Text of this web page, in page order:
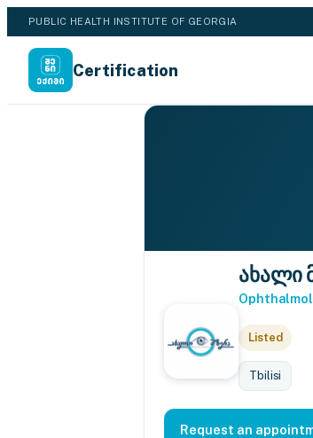
PUBLIC HEALTH INSTITUTE OF GEORGIA
Certification
ახალი
Listed
Tbilisi
Request an